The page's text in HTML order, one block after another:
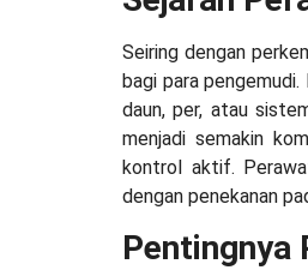
Seiring dengan
bagi para
daun, per, atau
menjadi semakin
kontrol aktif.
dengan penekanan
Pentingnya